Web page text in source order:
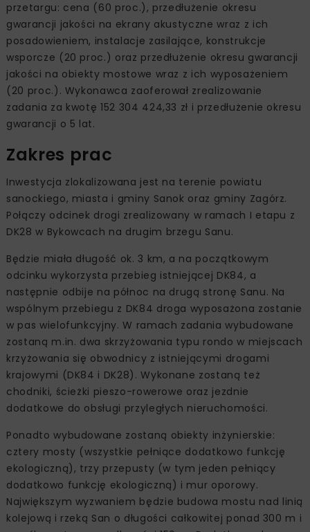
przetargu: cena (60 proc.), przedłużenie okresu
gwarancji jakości na ekrany akustyczne wraz z ich
posadowieniem, instalacje zasilające, konstrukcje
wsporcze (20 proc.) oraz przedłużenie okresu gwarancji
jakości na obiekty mostowe wraz z ich wyposażeniem
(20 proc.). Wykonawca zaoferował zrealizowanie
zadania za kwotę 152 304 424,33 zł i przedłużenie okresu
gwarancji o 5 lat.
Zakres prac
Inwestycja zlokalizowana jest na terenie powiatu
sanockiego, miasta i gminy Sanok oraz gminy Zagórz.
Połączy odcinek drogi zrealizowany w ramach I etapu z
DK28 w Bykowcach na drugim brzegu Sanu.
Będzie miała długość ok. 3 km, a na początkowym
odcinku wykorzysta przebieg istniejącej DK84, a
następnie odbije na północ na drugą stronę Sanu. Na
wspólnym przebiegu z DK84 droga wyposażona zostanie
w pas wielofunkcyjny. W ramach zadania wybudowane
zostaną m.in. dwa skrzyżowania typu rondo w miejscach
krzyżowania się obwodnicy z istniejącymi drogami
krajowymi (DK84 i DK28). Wykonane zostaną też
chodniki, ścieżki pieszo-rowerowe oraz jezdnie
dodatkowe do obsługi przyległych nieruchomości.
Ponadto wybudowane zostaną obiekty inżynierskie:
cztery mosty (wszystkie pełniące dodatkowo funkcję
ekologiczną), trzy przepusty (w tym jeden pełniący
dodatkowo funkcję ekologiczną) i mur oporowy.
Największym wyzwaniem będzie budowa mostu nad linią
kolejową i rzeką San o długości całkowitej ponad 300 m i